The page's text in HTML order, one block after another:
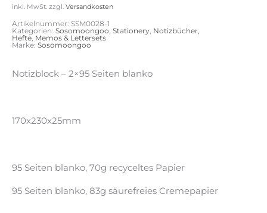
inkl. MwSt. zzgl. Versandkosten
Artikelnummer: SSM0028-1
Kategorien: Sosomoongoo Stationery Notizbücher,
Hefte Memos & Lettersets
Marke: Sosomoongoo
Notizblock – 2×95 Seiten blanko
170x230x25mm
95 Seiten blanko, 70g recyceltes Papier
95 Seiten blanko, 83g säurefreies Cremepapier